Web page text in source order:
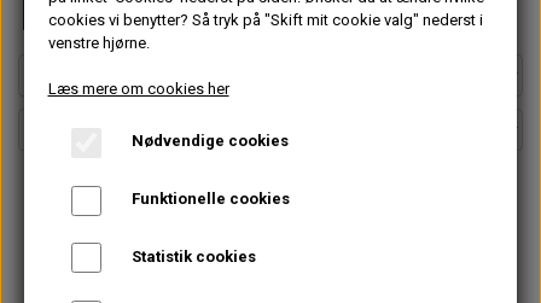
TEKNISK DATA
VANDPOLERING
cookies vi benytter? Så tryk på "Skift mit cookie valg" nederst i
venstre hjørne.
Læs mere om cookies her
Nødvendige cookies
Funktionelle cookies
Statistik cookies